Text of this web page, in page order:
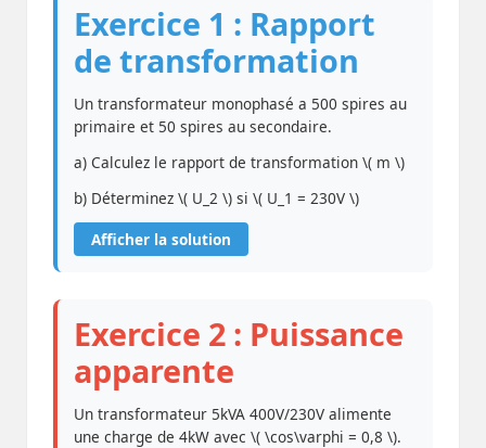
Exercice 1 : Rapport
de transformation
Un transformateur monophasé a 500 spires au
primaire et 50 spires au secondaire.
a) Calculez le rapport de transformation \( m \)
b) Déterminez \( U_2 \) si \( U_1 = 230V \)
Afficher la solution
Exercice 2 : Puissance
apparente
Un transformateur 5kVA 400V/230V alimente
une charge de 4kW avec \( \cos\varphi = 0,8 \).